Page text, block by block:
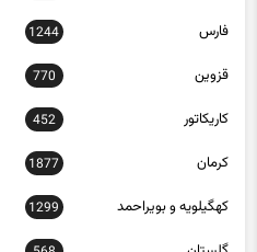
فارس 1244
قزوین 770
کاریکاتور 452
کرمان 1877
کهگیلویه و بویراحمد 1299